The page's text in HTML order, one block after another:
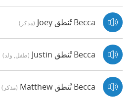
Becca تُنطق Joey (مذكر)
Becca تُنطق Justin (طفل, ولد)
Becca تُنطق Matthew (مذكر)